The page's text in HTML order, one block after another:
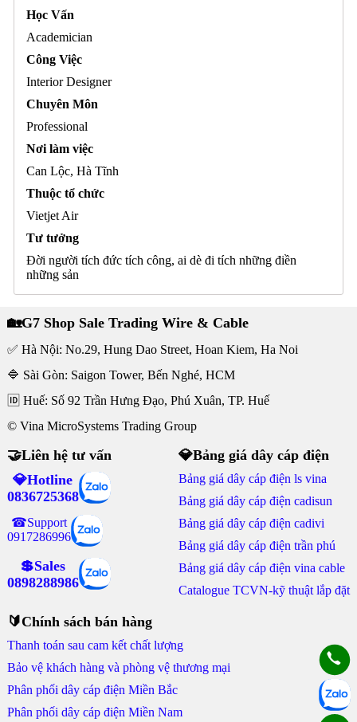
Học Vấn
Academician
Công Việc
Interior Designer
Chuyên Môn
Professional
Nơi làm việc
Can Lộc, Hà Tĩnh
Thuộc tổ chức
Vietjet Air
Tư tưởng
Đời người tích đức tích công, ai dè đi tích những điền
những sản
🏡G7 Shop Sale Trading Wire & Cable
✅ Hà Nội: No.29, Hung Dao Street, Hoan Kiem, Ha Noi
🔷 Sài Gòn: Saigon Tower, Bến Nghé, HCM
🆔 Huế: Số 92 Trần Hưng Đạo, Phú Xuân, TP. Huế
© Vina MicroSystems Trading Group
🤝Liên hệ tư vấn
💎Hotline
0836725368
☎Support
0917286996
💲Sales
0898288986
💎Bảng giá dây cáp điện
Bảng giá dây cáp điện ls vina
Bảng giá dây cáp điện cadisun
Bảng giá dây cáp điện cadivi
Bảng giá dây cáp điện trần phú
Bảng giá dây cáp điện vina cable
Catalogue TCVN-kỹ thuật lắp đặt
🔰Chính sách bán hàng
Thanh toán sau cam kết chất lượng
Bảo vệ khách hàng và phòng vệ thương mại
Phân phối dây cáp điện Miền Bắc
Phân phối dây cáp điện Miền Nam